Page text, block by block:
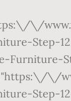
\/
Step-
Furniture-
Step-